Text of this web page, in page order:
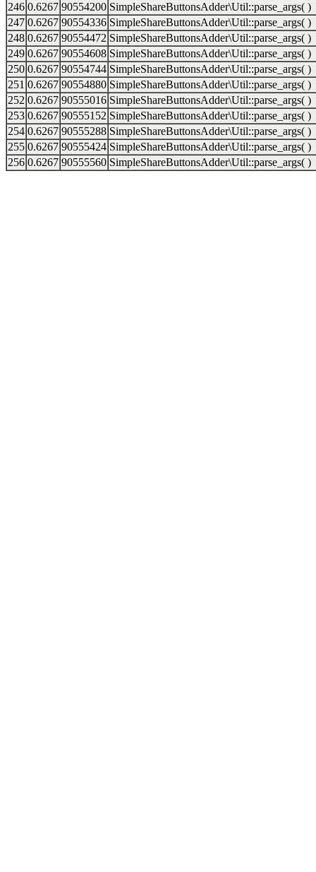
246 0.6267 90554200 SimpleShareButtonsAdder\Util::parse_args( )
247 0.6267 90554336 SimpleShareButtonsAdder\Util::parse_args( )
248 0.6267 90554472 SimpleShareButtonsAdder\Util::parse_args( )
249 0.6267 90554608 SimpleShareButtonsAdder\Util::parse_args( )
250 0.6267 90554744 SimpleShareButtonsAdder\Util::parse_args( )
251 0.6267 90554880 SimpleShareButtonsAdder\Util::parse_args( )
252 0.6267 90555016 SimpleShareButtonsAdder\Util::parse_args( )
253 0.6267 90555152 SimpleShareButtonsAdder\Util::parse_args( )
254 0.6267 90555288 SimpleShareButtonsAdder\Util::parse_args( )
255 0.6267 90555424 SimpleShareButtonsAdder\Util::parse_args( )
256 0.6267 90555560 SimpleShareButtonsAdder\Util::parse_args( )